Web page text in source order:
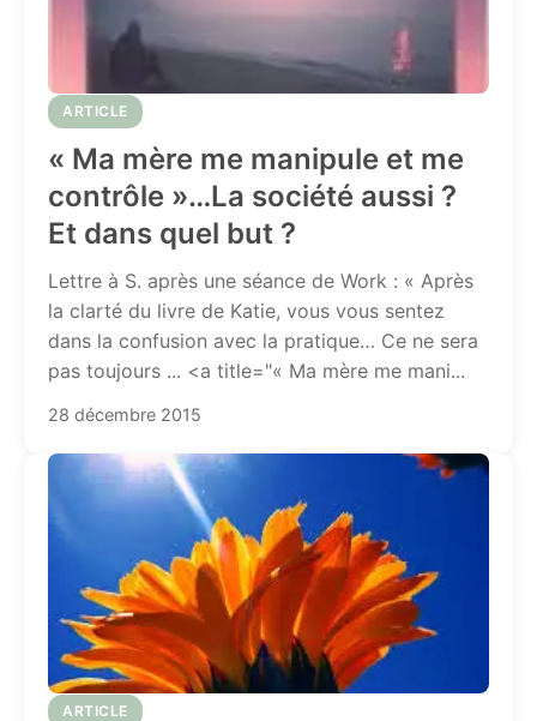
ARTICLE
« Ma mère me manipule et me
contrôle »…La société aussi ?
Et dans quel but ?
Lettre à S. après une séance de Work : « Après
la clarté du livre de Katie, vous vous sentez
dans la confusion avec la pratique… Ce ne sera
pas toujours ... <a title="« Ma mère me mani...
28 décembre 2015
ARTICLE